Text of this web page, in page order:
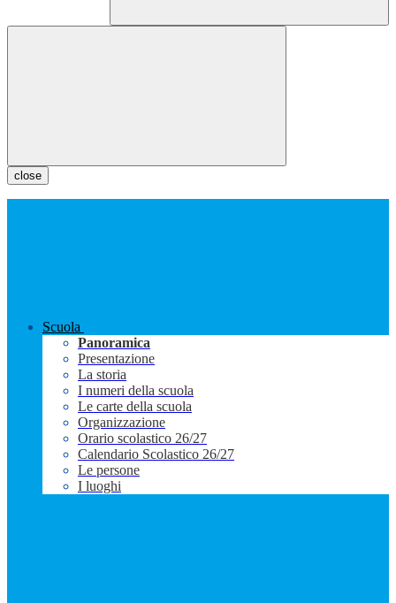
close
Scuola
Panoramica
Presentazione
La storia
I numeri della scuola
Le carte della scuola
Organizzazione
Orario scolastico 26/27
Calendario Scolastico 26/27
Le persone
I luoghi